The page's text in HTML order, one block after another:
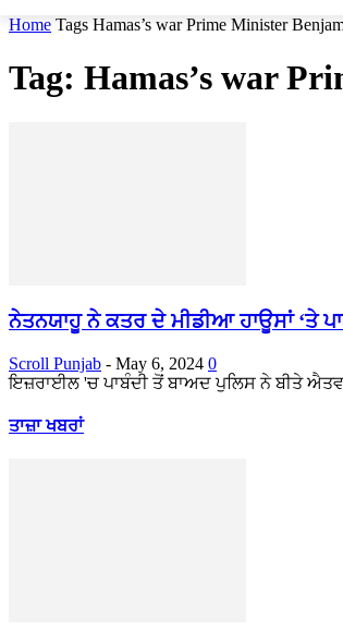
Home Tags Hamas’s war Prime Minister
Tag: Hamas’s war
ਨੇਤਨਯਾਹੂ ਨੇ ਕਤਰ ਦੇ ਮੀਡੀਆ ਹਾਊਸਾਂ ‘ਤੇ
Scroll Punjab - May 6, 2024 0
ਇਜ਼ਰਾਈਲ 'ਚ ਪਾਬੰਦੀ ਤੋਂ ਬਾਅਦ ਪੁਲਿਸ ਨੇ ਬੀਤੇ
ਤਾਜ਼ਾ ਖਬਰਾਂ